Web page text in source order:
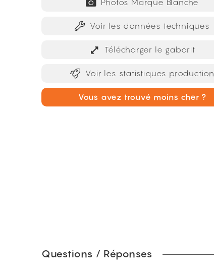
Photos Marque Blanche
Voir les données techniques
Télécharger le gabarit
Voir les statistiques production
Vous avez trouvé moins cher ?
Questions / Réponses